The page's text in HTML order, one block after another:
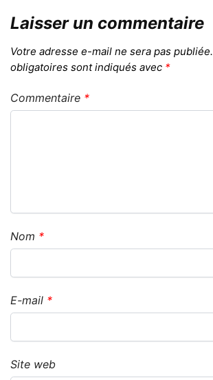
Laisser un commentaire
Votre adresse e-mail ne sera pas publiée.
obligatoires sont indiqués avec *
Commentaire *
Nom *
E-mail *
Site web